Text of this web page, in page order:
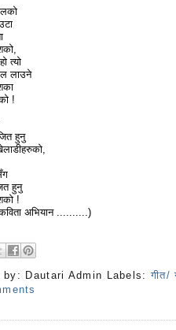
त्यो
लाउने
!
हुनु
हुनु
!
अभियान‌‌‌ ‌‌‌‌‌‌‌..........)
by: Dautari Admin Labels:गीत/